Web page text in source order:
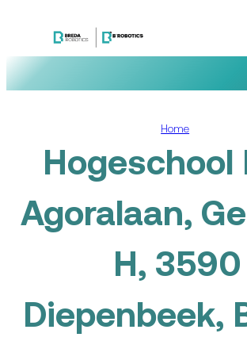
Home
Hogeschool
Agoralaan,
H, 3590
Diepenbeek,